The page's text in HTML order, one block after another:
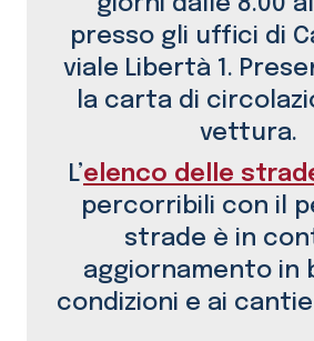
presso gli uffici di
viale Libertà 1.
la carta di
vettura.
L’elenco delle
percorribili con il
strade è in
aggiornamento in
condizioni e ai